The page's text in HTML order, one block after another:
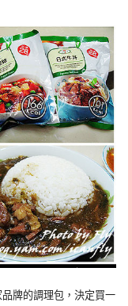
牌的調理包，決定買一